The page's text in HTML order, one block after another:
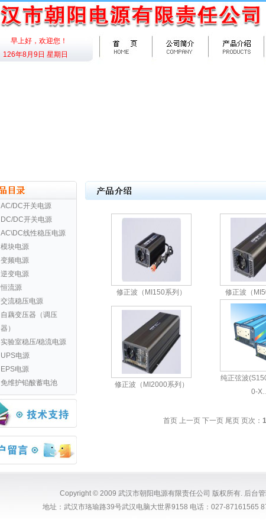
早上好，欢迎您！
126年8月9日 星期日
AC/DC开关电源
DC/DC开关电源
AC\DC线性稳压电源
模块电源
变频电源
逆变电源
恒流源
交流稳压电源
自藕变压器（调压
器）
实验室稳压/稳流电源
UPS电源
EPS电源
免维护铅酸蓄电池
修正波（MI150系列） 修正波（
修正波（MI2000系列）
纯正弦波
0-
首页 上一页 下一页 尾页页次：
Copyright © 2009 武汉市朝阳电源有限责任公司 版权所有. 后台
地址：武汉市珞瑜路39号武汉电脑大世界9158 电话：027-87161565